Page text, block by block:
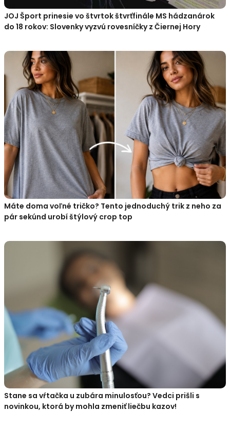
JOJ Šport prinesie vo štvrtok štvrťfinále MS hádzanárok
do 18 rokov: Slovenky vyzvú rovesníčky z Čiernej Hory
Máte doma voľné tričko? Tento jednoduchý trik z neho za
pár sekúnd urobí štýlový crop top
Stane sa vŕtačka u zubára minulosťou? Vedci prišli s
novinkou, ktorá by mohla zmeniť liečbu kazov!